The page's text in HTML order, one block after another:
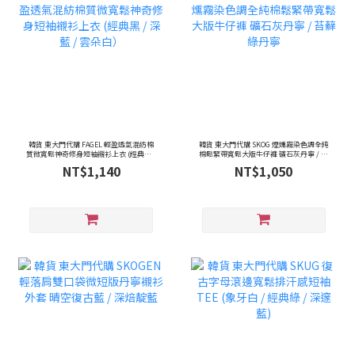
韓貨 東大門代購 FAGEL 輕盈透氣混紡棉
質微寬鬆神奇修身短袖襯衫上衣 (經典黑 /
NT$1,140
韓貨 東大門代購 SKOG 煙燻霧染色調全純
棉鬆緊帶寬鬆大版牛仔褲 礦石灰丹寧 / 苔
NT$1,050